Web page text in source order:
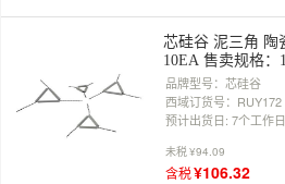
芯硅谷 泥三角 陶
10EA 售卖规格：
品牌型号：芯硅谷
西域订货号：RUY172
预计出货日: 7个工作日
未税¥94.09
含税¥106.32